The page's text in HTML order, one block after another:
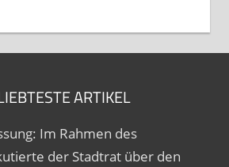
ARTIKEL
Im Rahmen des
der Stadtrat über den